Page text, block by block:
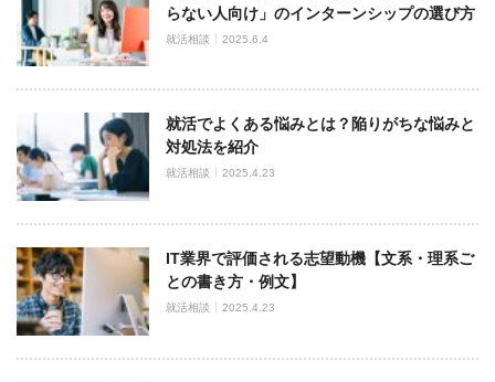
らない人向け」のインターンシップの選び方
就活相談 2025.6.4
就活でよくある悩みとは？陥りがちな悩みと
対処法を紹介
就活相談 2025.4.23
IT業界で評価される志望動機【文系・理系ご
との書き方・例文】
就活相談 2025.4.23